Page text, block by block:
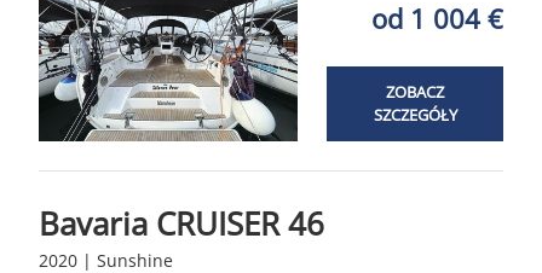
od 1 004 €
ZOBACZ
SZCZEGÓŁY
Bavaria CRUISER 46
2020 | Sunshine